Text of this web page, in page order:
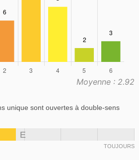
Moyenne : 2.92
unique sont ouvertes à double-sens
E
TOUJOURS